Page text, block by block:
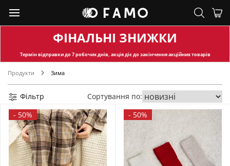
ФІНАЛЬНІ ЗНИЖКИ
Термін відправкидо 7 робочих днів, акція діє до закінчення акційних товарів
Продукти Зима
Фільтр
Сортування по:
- 50% - 50%